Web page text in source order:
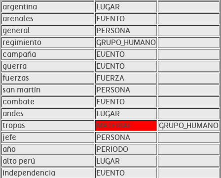
argentina
LUGAR
arenales
EVENTO
general
PERSONA
regimiento
GRUPO_HUMANO
campaña
EVENTO
guerra
EVENTO
fuerzas
FUERZA
san martín
PERSONA
combate
EVENTO
andes
LUGAR
tropas
MATERIAL
GRUPO_HUMANO
jefe
PERSONA
año
PERIODO
alto perú
LUGAR
independencia
EVENTO